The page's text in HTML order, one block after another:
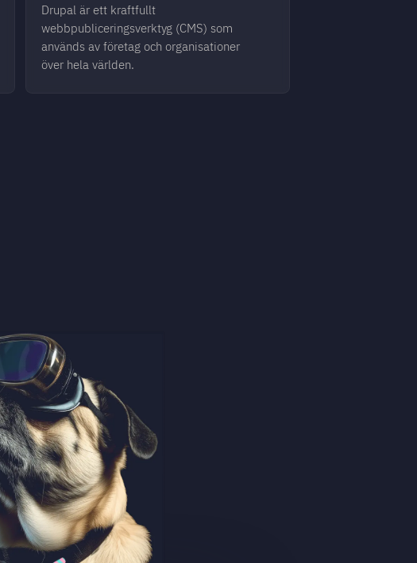
Drupal är ett kraftfullt
webbpubliceringsverktyg (CMS) som
används av företag och organisationer
över hela världen.